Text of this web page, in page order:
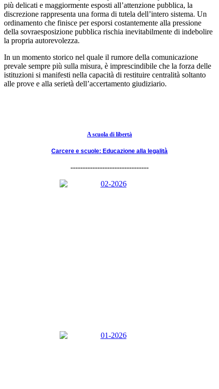
più delicati e maggiormente esposti all’attenzione pubblica, la
discrezione rappresenta una forma di tutela dell’intero sistema. Un
ordinamento che finisce per esporsi costantemente alla pressione
della sovraesposizione pubblica rischia inevitabilmente di indebolire
la propria autorevolezza.
In un momento storico nel quale il rumore della comunicazione
prevale sempre più sulla misura, è imprescindibile che la forza delle
istituzioni si manifesti nella capacità di restituire centralità soltanto
alle prove e alla serietà dell’accertamento giudiziario.
A scuola di libertà
Carcere e scuole: Educazione alla legalità
--------------------------------